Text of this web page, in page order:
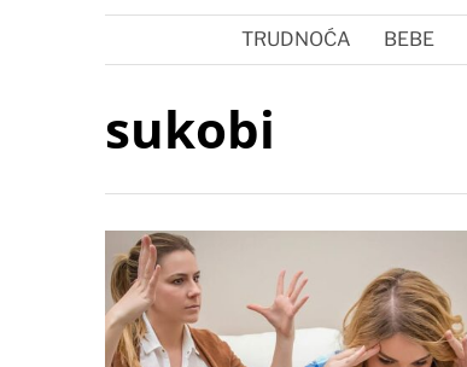
TRUDNOĆA BEBE
sukobi